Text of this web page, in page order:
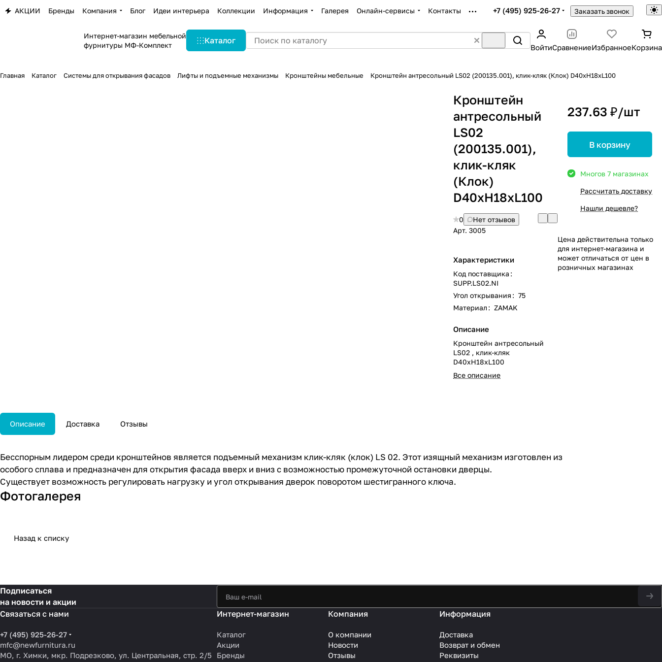
АКЦИИ Бренды Компания Блог Идеи интерьера Коллекции Информация Галерея Онлайн-сервисы Контакты +7 (495) 925-26-27 Заказать звонок
Интернет-магазин мебельной
фурнитуры МФ-Комплект
Каталог
ВойтиСравнениеИзбранноеКорзина
Главная Каталог Системы для открывания фасадов Лифты и подъемные механизмы Кронштейны мебельные Кронштейн антресольный LS02 (200135.001), клик-кляк (Клок) D40хН18хL100
Кронштейн
антресольный
LS02
(200135.001),
клик-кляк
(Клок)
D40хН18хL100
0
Нет отзывов
Арт. 3005
Характеристики
Код поставщика :
SUPP.LS02.NI
Угол открывания : 75
Материал : ZAMAK
Описание
Кронштейн антресольный
LS02 , клик-кляк
D40хН18хL100
Все описание
237.63 ₽/шт
В корзину
Многов 7 магазинах
Рассчитать доставку
Нашли дешевле?
Цена действительна только
для интернет-магазина и
может отличаться от цен в
розничных магазинах
Описание Доставка Отзывы
Бесспорным лидером среди кронштейнов является подъемный механизм клик-кляк (клок) LS 02. Этот изящный механизм изготовлен из
особого сплава и предназначен для открытия фасада вверх и вниз с возможностью промежуточной остановки дверцы.
Существует возможность регулировать нагрузку и угол открывания дверок поворотом шестигранного ключа.
Фотогалерея
Назад к списку
Подписаться
на новости и акции
Связаться с нами
+7 (495) 925-26-27
mfc@newfurnitura.ru
МО, г. Химки, мкр. Подрезково, ул. Центральная, стр. 2/5
Интернет-магазин
Каталог
Акции
Бренды
Компания
О компании
Новости
Отзывы
Информация
Доставка
Возврат и обмен
Реквизиты